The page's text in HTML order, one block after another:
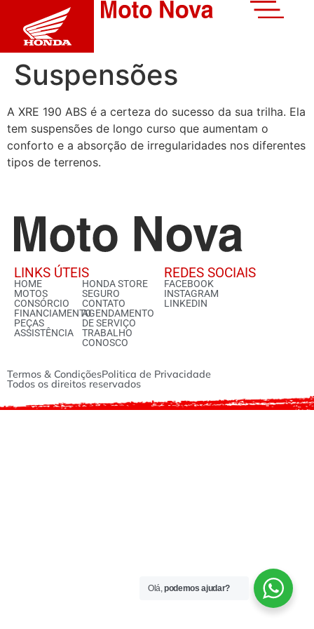
Suspensões
A XRE 190 ABS é a certeza do sucesso da sua trilha. Ela
tem suspensões de longo curso que aumentam o
conforto e a absorção de irregularidades nos diferentes
tipos de terrenos.
LINKS ÚTEIS
HOME
MOTOS
CONSÓRCIO
FINANCIAMENTO
PEÇAS
ASSISTÊNCIA
HONDA STORE
SEGURO
CONTATO
AGENDAMENTO
DE SERVIÇO
TRABALHO
CONOSCO
REDES SOCIAIS
FACEBOOK
INSTAGRAM
LINKEDIN
Termos & CondiçõesPolitica de Privacidade
Todos os direitos reservados
Olá,podemos ajudar?